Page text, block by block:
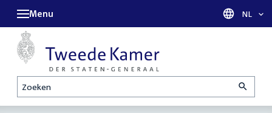
Zoeken
Menu Taal
NL